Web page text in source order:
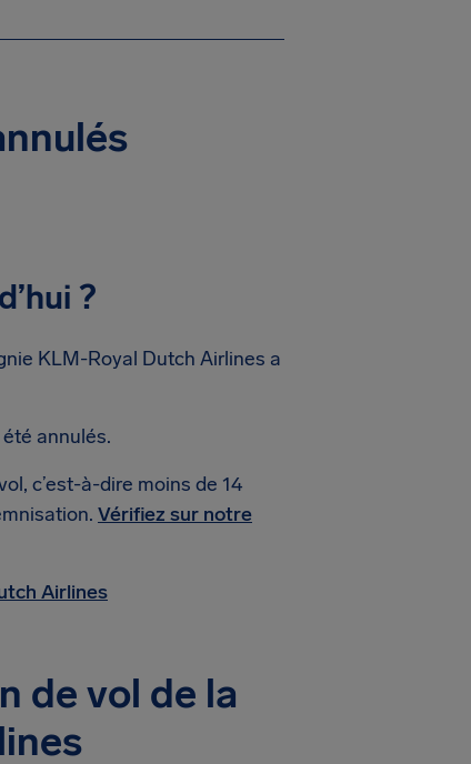
?
KLM-Royal Dutch Airlines a
annulés.
c’est-à-dire moins de 14
Vérifiez sur notre
Airlines
de vol de la